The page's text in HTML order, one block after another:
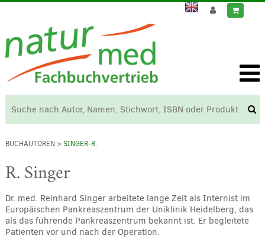
BUCHAUTOREN > SINGER-R.
R. Singer
Dr. med. Reinhard Singer arbeitete lange Zeit als Internist im
Europäischen Pankreaszentrum der Uniklinik Heidelberg, das
als das führende Pankreaszentrum bekannt ist. Er begleitete
Patienten vor und nach der Operation.